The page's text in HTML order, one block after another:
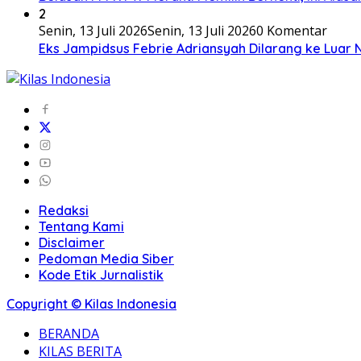
2
Senin, 13 Juli 2026Senin, 13 Juli 20260 Komentar
Eks Jampidsus Febrie Adriansyah Dilarang ke Luar
Redaksi
Tentang Kami
Disclaimer
Pedoman Media Siber
Kode Etik Jurnalistik
Copyright © Kilas Indonesia
BERANDA
KILAS BERITA